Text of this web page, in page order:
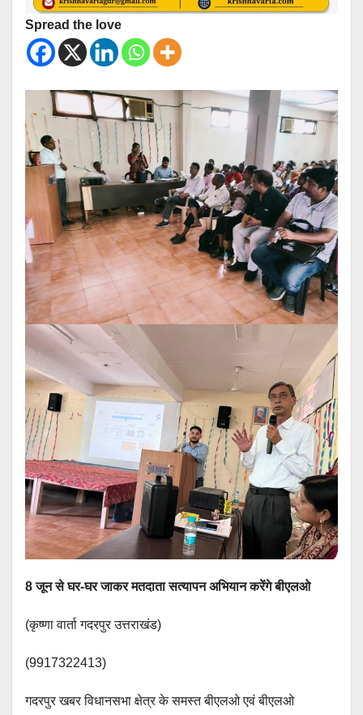
Spread the love
8 जून से घर-घर जाकर मतदाता सत्यापन अभियान करेंगे बीएलओ
(कृष्णा वार्ता गदरपुर उत्तराखंड)
(9917322413)
गदरपुर खबर विधानसभा क्षेत्र के समस्त बीएलओ एवं बीएलओ